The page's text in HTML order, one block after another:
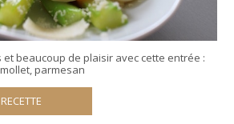
beaucoup de plaisir avec cette entrée :
parmesan